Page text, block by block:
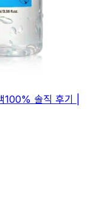
100% 솔직 후기 |